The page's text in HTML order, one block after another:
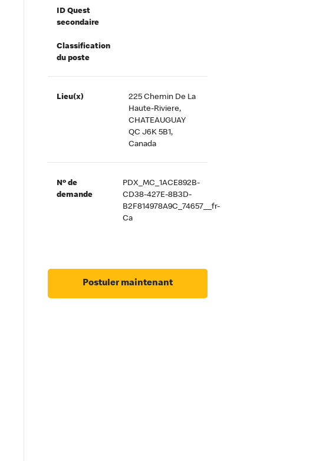
ID Quest
secondaire
Classification
du poste
Lieu(x)
225 Chemin De La
Haute-Riviere,
CHATEAUGUAY
QC J6K 5B1,
Canada
Nº de
demande
PDX_MC_1ACE892B-
CD38-427E-8B3D-
B2F814978A9C_74657__fr-
Ca
Postuler maintenant